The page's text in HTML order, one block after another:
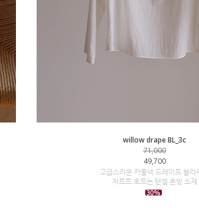
willow drape BL_3c
71,000
49,700
고급스러운 카울넥 드레이프 블라
차르르 흐르는 텐셀 혼방 소재